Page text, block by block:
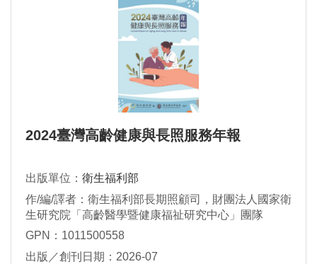
2024臺灣高齡健康與長照服務年報
出版單位： 衛生福利部
作/編/譯者：衛生福利部長期照顧司，財團法人國家衛
生研究院「高齡醫學暨健康福祉研究中心」團隊
GPN：1011500558
出版／創刊日期：2026-07